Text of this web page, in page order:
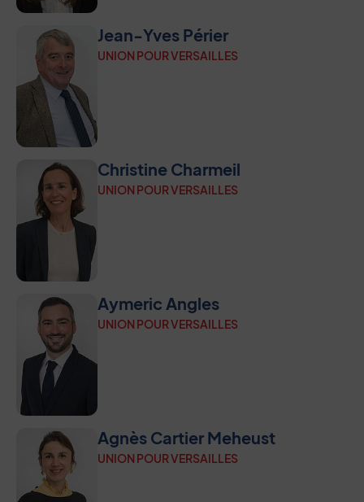
Jean-Yves Périer
UNION POUR VERSAILLES
Christine Charmeil
UNION POUR VERSAILLES
Aymeric Angles
UNION POUR VERSAILLES
Agnès Cartier Meheust
UNION POUR VERSAILLES